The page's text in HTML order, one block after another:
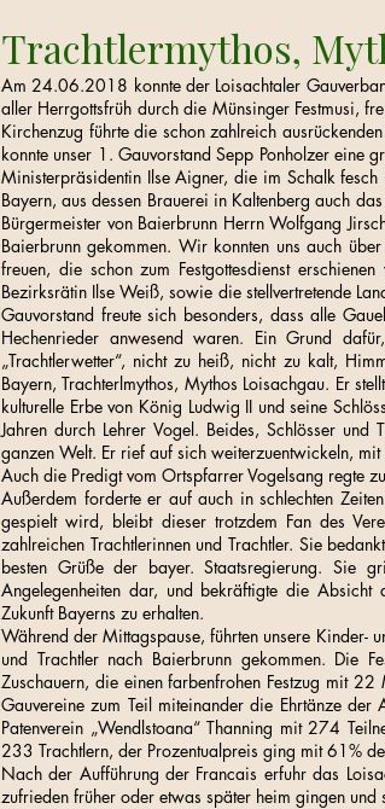
Trachtlermythos,
Am 24.06.2018 konnte der Loisachtaler
aller Herrgottsfrüh durch die Münsinger Festmusi,
Kirchenzug führte die schon zahlreich
konnte unser 1. Gauvorstand Sepp Ponholzer eine
Ministerpräsidentin Ilse Aigner, die im Schalk
Bayern, aus dessen Brauerei in Kaltenberg auch
Bürgermeister von Baierbrunn Herrn Wolfgang
Baierbrunn gekommen. Wir konnten uns auch
freuen, die schon zum Festgottesdienst
Bezirksrätin Ilse Weiß, sowie die stellvertretende
Gauvorstand freute sich besonders, dass alle
Hechenrieder anwesend waren. Ein Grund
„Trachtlerwetter“, nicht zu heiß, nicht zu kalt,
Bayern, Trachterlmythos, Mythos Loisachgau. Er
kulturelle Erbe von König Ludwig II und seine
Jahren durch Lehrer Vogel. Beides, Schlösser
ganzen Welt. Er rief auf sich weiterzuentwickeln,
Auch die Predigt vom Ortspfarrer Vogelsang regte
Außerdem forderte er auf auch in schlechten
gespielt wird, bleibt dieser trotzdem Fan des
zahlreichen Trachtlerinnen und Trachtler. Sie
besten Grüße der bayer. Staatsregierung. Sie
Angelegenheiten dar, und bekräftigte die Absicht
Zukunft Bayerns zu erhalten.
Während der Mittagspause, führten unsere Kinder-
und Trachtler nach Baierbrunn gekommen. Die
Zuschauern, die einen farbenfrohen Festzug mit
Gauvereine zum Teil miteinander die Ehrtänze
Patenverein „Wendlstoana“ Thanning mit 274
233 Trachtlern, der Prozentualpreis ging mit 61%
Nach der Aufführung der Francais erfuhr das
zufrieden früher oder etwas später heim gingen